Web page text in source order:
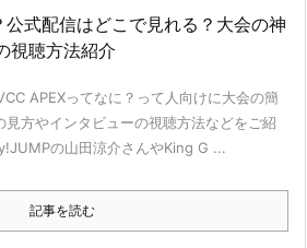
式配信はどこで見れる？大会の神
視聴方法紹介
APEXってなに？って人向けに大会の簡
見方やインタビューの視聴方法などをご紹
の山田涼介さんやKing G ...
記事を読む